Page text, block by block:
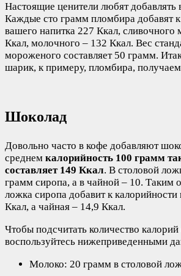
Настоящие ценители любят
Каждые сто грамм пломбира добавят
вашего напитка 227 Ккал,
Ккал, молочного – 132 Ккал. Вес
мороженого составляет 50 грамм.
шарик, к примеру, пломбира,
Шоколад
Довольно часто в кофе добавляют
среднем калорийность 100 грамм
составляет 149 Ккал. В столовой
грамм сиропа, а в чайной – 10. Таким
ложка сиропа добавит к
Ккал, а чайная – 14,9 Ккал.
Чтобы подсчитать количество
воспользуйтесь нижеприведенными
Молоко: 20 грамм в столовой